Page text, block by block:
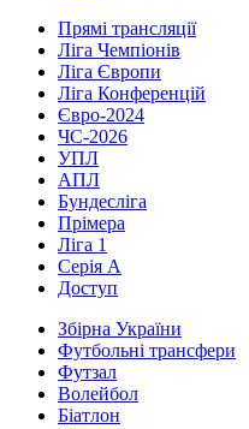
Прямі трансляції
Ліга Чемпіонів
Ліга Європи
Ліга Конференцій
Євро-2024
ЧС-2026
УПЛ
АПЛ
Бундесліга
Прімера
Ліга 1
Серія А
Доступ
Збірна України
Футбольні трансфери
Футзал
Волейбол
Біатлон